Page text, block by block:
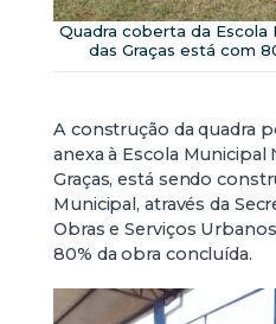
Quadra coberta da Escola
das Graças está com
A construção da quadra
anexa à Escola Municipal
Graças, está sendo
Municipal, através da
Obras e Serviços
80% da obra concluída.